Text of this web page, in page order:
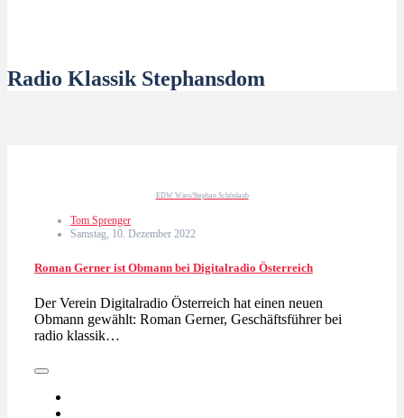
Radio Klassik Stephansdom
EDW Wien/Stephan Schönlaub
Tom Sprenger
Samstag, 10. Dezember 2022
Roman Gerner ist Obmann bei Digitalradio Österreich
Der Verein Digitalradio Österreich hat einen neuen
Obmann gewählt: Roman Gerner, Geschäftsführer bei
radio klassik…